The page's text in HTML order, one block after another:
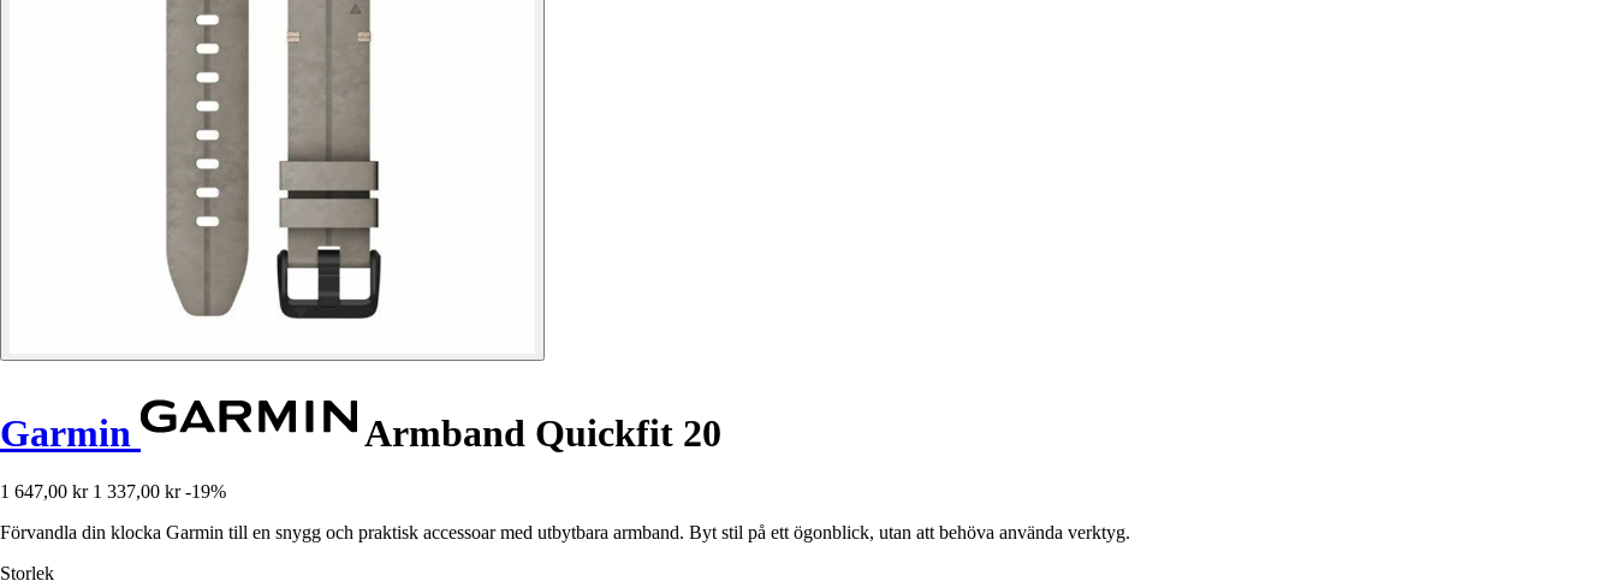
Garmin Armband Quickfit 20
1 647,00 kr 1 337,00 kr -19%
Förvandla din klocka Garmin till en snygg och praktisk accessoar med utbytbara armband. Byt stil på ett ögonblick, utan att behöva använda verktyg.
Storlek